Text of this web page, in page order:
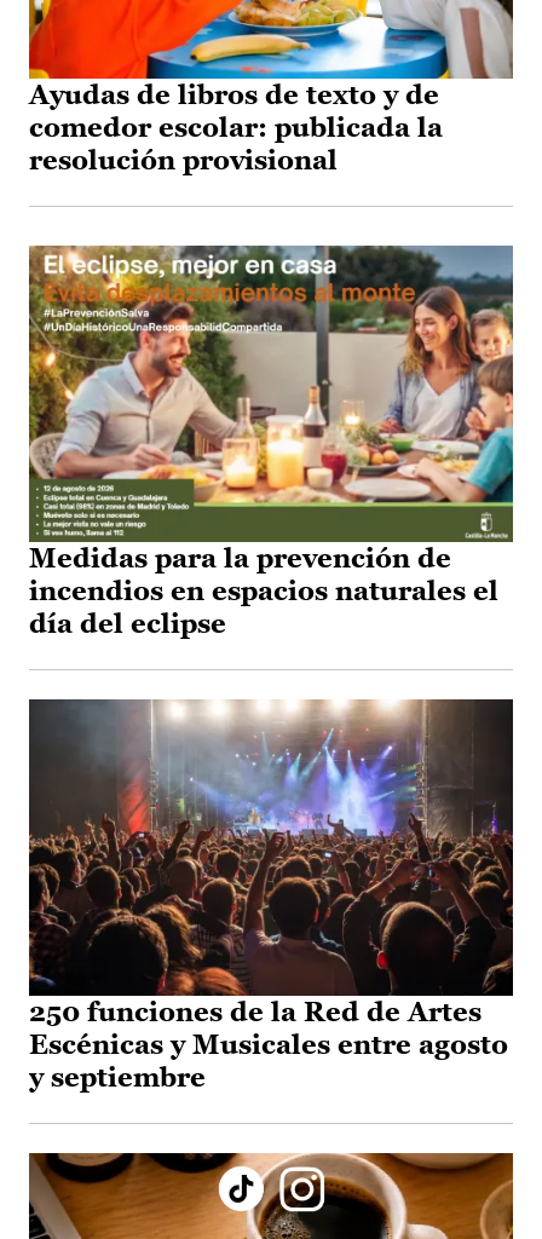
Ayudas de libros de texto y de
comedor escolar: publicada la
resolución provisional
Medidas para la prevención de
incendios en espacios naturales el
día del eclipse
250 funciones de la Red de Artes
Escénicas y Musicales entre agosto
y septiembre